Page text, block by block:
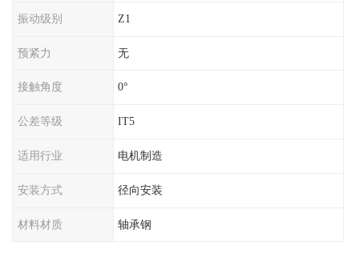
振动级别 Z1
预紧力 无
接触角度 0°
公差等级 IT5
适用行业 电机制造
安装方式 径向安装
材料材质 轴承钢